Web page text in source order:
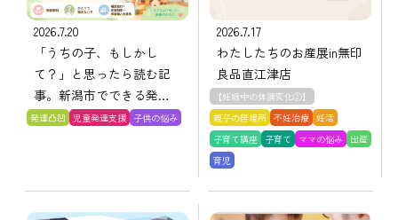
2026.7.20
「うちの子、もしかし
て？」と思ったら読む記
事。新潟市でできる発達
グレーゾーンの相談・サ
発達凸凹 児童発達支援 子供の悩み
2026.7.17
わたしたちのお産展in無印
良品直江津店
【妊娠中の体調変化②】
親子の居場所 不妊治療 妊活
子育て講座 子育て ママの悩み
出産
育児